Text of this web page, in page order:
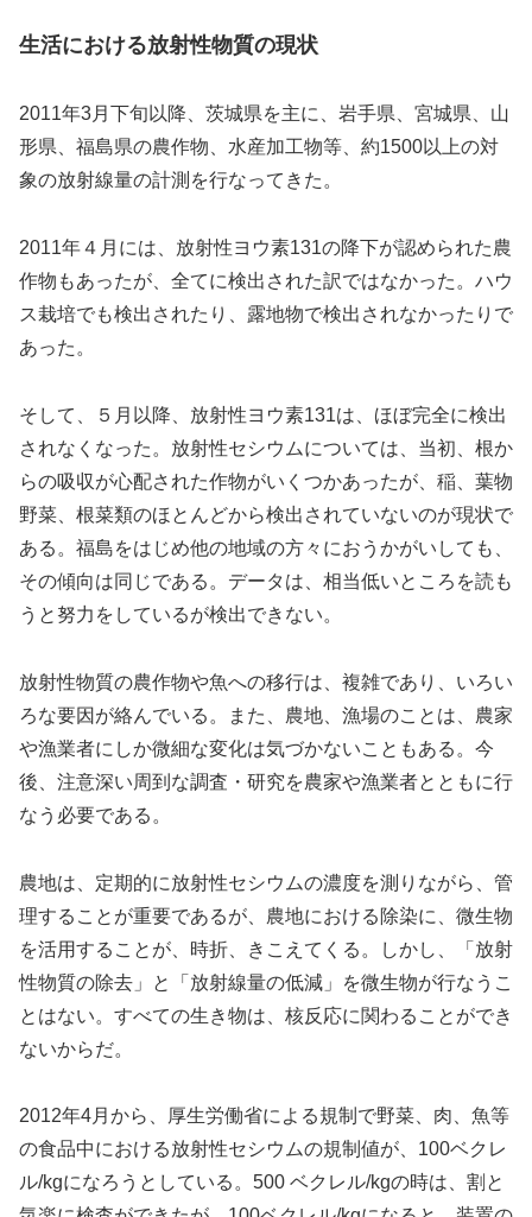
生活における放射性物質の現状
2011年3月下旬以降、茨城県を主に、岩手県、宮城県、山
形県、福島県の農作物、水産加工物等、約1500以上の対
象の放射線量の計測を行なってきた。
2011年４月には、放射性ヨウ素131の降下が認められた農
作物もあったが、全てに検出された訳ではなかった。ハウ
ス栽培でも検出されたり、露地物で検出されなかったりで
あった。
そして、５月以降、放射性ヨウ素131は、ほぼ完全に検出
されなくなった。放射性セシウムについては、当初、根か
らの吸収が心配された作物がいくつかあったが、稲、葉物
野菜、根菜類のほとんどから検出されていないのが現状で
ある。福島をはじめ他の地域の方々におうかがいしても、
その傾向は同じである。データは、相当低いところを読も
うと努力をしているが検出できない。
放射性物質の農作物や魚への移行は、複雑であり、いろい
ろな要因が絡んでいる。また、農地、漁場のことは、農家
や漁業者にしか微細な変化は気づかないこともある。今
後、注意深い周到な調査・研究を農家や漁業者とともに行
なう必要である。
農地は、定期的に放射性セシウムの濃度を測りながら、管
理することが重要であるが、農地における除染に、微生物
を活用することが、時折、きこえてくる。しかし、「放射
性物質の除去」と「放射線量の低減」を微生物が行なうこ
とはない。すべての生き物は、核反応に関わることができ
ないからだ。
2012年4月から、厚生労働省による規制で野菜、肉、魚等
の食品中における放射性セシウムの規制値が、100ベクレ
ル/kgになろうとしている。500 ベクレル/kgの時は、割と